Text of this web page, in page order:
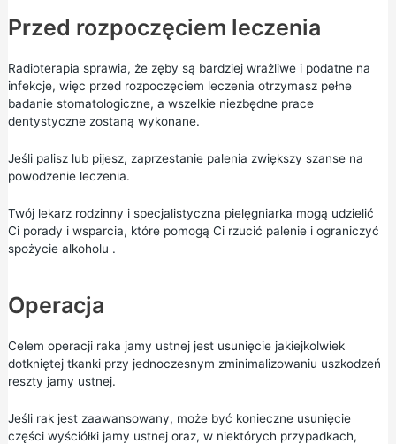
Przed rozpoczęciem leczenia
Radioterapia sprawia, że zęby są bardziej wrażliwe i podatne na
infekcje, więc przed rozpoczęciem leczenia otrzymasz pełne
badanie stomatologiczne, a wszelkie niezbędne prace
dentystyczne zostaną wykonane.
Jeśli palisz lub pijesz, zaprzestanie palenia zwiększy szanse na
powodzenie leczenia.
Twój lekarz rodzinny i specjalistyczna pielęgniarka mogą udzielić
Ci porady i wsparcia, które pomogą Ci rzucić paleniei ograniczyć
spożycie alkoholu .
Operacja
Celem operacji raka jamy ustnej jest usunięcie jakiejkolwiek
dotkniętej tkanki przy jednoczesnym zminimalizowaniu uszkodzeń
reszty jamy ustnej.
Jeśli rak jest zaawansowany, może być konieczne usunięcie
części wyściółki jamy ustnej oraz, w niektórych przypadkach,